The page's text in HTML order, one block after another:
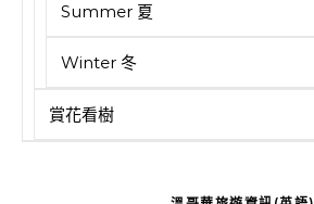
Summer 夏
Winter 冬
賞花看樹